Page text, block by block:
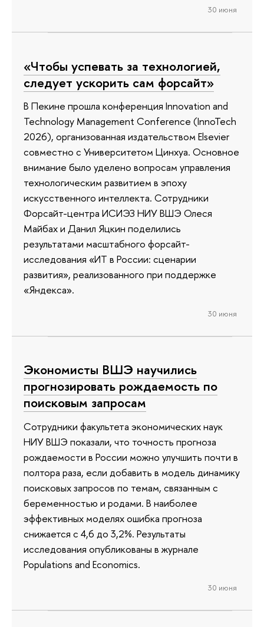
30 июня
«Чтобы успевать за технологией,
следует ускорить сам форсайт»
В Пекине прошла конференция Innovation and
Technology Management Conference (InnoTech
2026), организованная издательством Elsevier
совместно с Университетом Цинхуа. Основное
внимание было уделено вопросам управления
технологическим развитием в эпоху
искусственного интеллекта. Сотрудники
Форсайт-центра ИСИЭЗ НИУ ВШЭ Олеся
Майбах и Данил Яцкин поделились
результатами масштабного форсайт-
исследования «ИТ в России: сценарии
развития», реализованного при поддержке
«Яндекса».
30 июня
Экономисты ВШЭ научились
прогнозировать рождаемость по
поисковым запросам
Сотрудники факультета экономических наук
НИУ ВШЭ показали, что точность прогноза
рождаемости в России можно улучшить почти в
полтора раза, если добавить в модель динамику
поисковых запросов по темам, связанным с
беременностью и родами. В наиболее
эффективных моделях ошибка прогноза
снижается с 4,6 до 3,2%. Результаты
исследования опубликованы в журнале
Populations and Economics.
30 июня